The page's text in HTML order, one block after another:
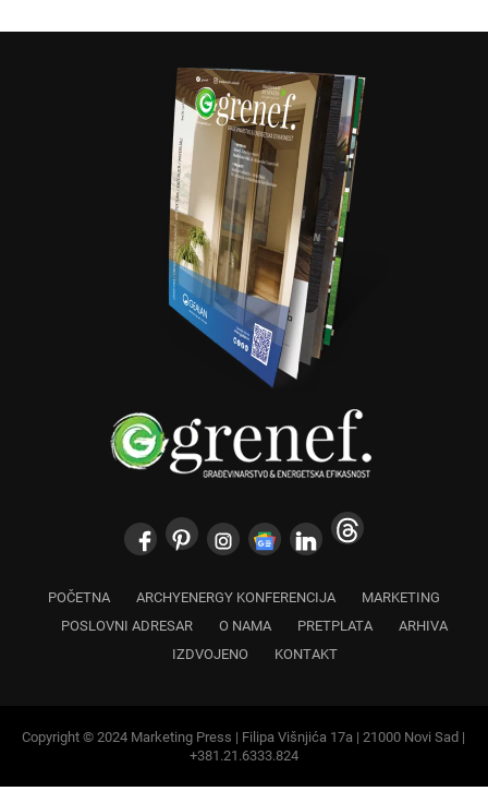
POČETNA ARCHYENERGY KONFERENCIJA
MARKETING
POSLOVNI ADRESAR
O NAMA PRETPLATA
ARHIVA
IZDVOJENO
KONTAKT
Copyright © 2024 Marketing Press | Filipa Višnjića 17a | 21000 Novi Sad |
+381.21.6333.824